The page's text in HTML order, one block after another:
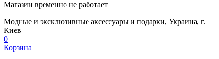
Магазин временно не работает
Модные и эксклюзивные аксессуары и подарки, Украина, г.
Киев
0
Корзина